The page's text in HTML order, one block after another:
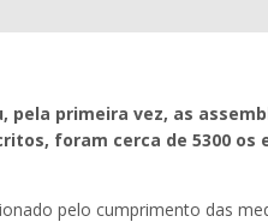
pela primeira vez, as
foram cerca de 5300
pelo cumprimento das